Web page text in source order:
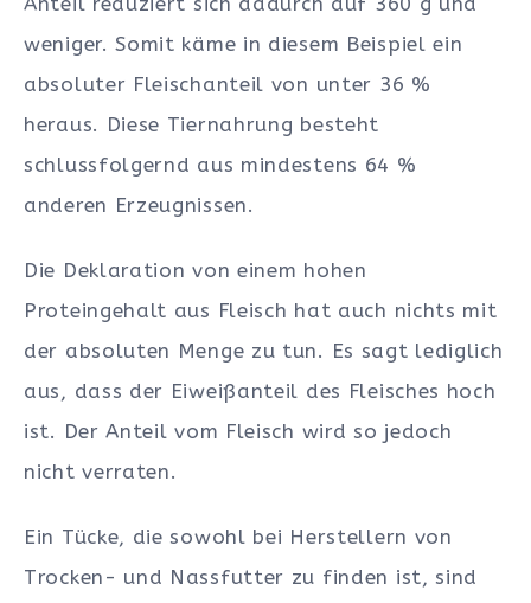
weniger. Somit käme in diesem Beispiel ein
absoluter Fleischanteil von unter 36 %
heraus. Diese Tiernahrung besteht
schlussfolgernd aus mindestens 64 %
anderen Erzeugnissen.
Die Deklaration von einem hohen
Proteingehalt aus Fleisch hat auch nichts mit
der absoluten Menge zu tun. Es sagt lediglich
aus, dass der Eiweißanteil des Fleisches hoch
ist. Der Anteil vom Fleisch wird so jedoch
nicht verraten.
Ein Tücke, die sowohl bei Herstellern von
Trocken- und Nassfutter zu finden ist, sind